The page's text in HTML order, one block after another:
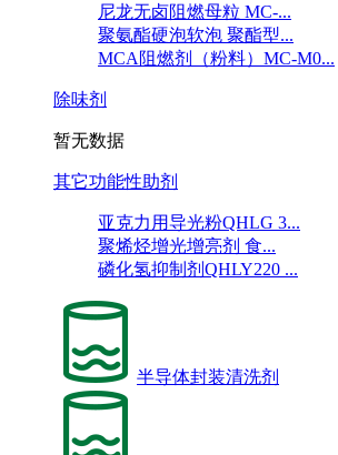
尼龙无卤阻燃母粒 MC-...
聚氨酯硬泡软泡 聚酯型...
MCA阻燃剂（粉料）MC-M0...
除味剂
暂无数据
其它功能性助剂
亚克力用导光粉QHLG 3...
聚烯烃增光增亮剂 食...
磷化氢抑制剂QHLY220 ...
半导体封装清洗剂